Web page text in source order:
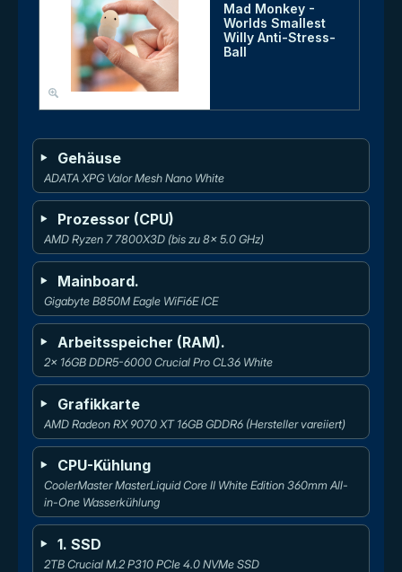
Mad Monkey -
Worlds Smallest
Willy Anti-Stress-
Ball
Gehäuse
ADATA XPG Valor Mesh Nano White
Prozessor (CPU)
AMD Ryzen 7 7800X3D (bis zu 8x 5.0 GHz)
Mainboard.
Gigabyte B850M Eagle WiFi6E ICE
Arbeitsspeicher (RAM).
2x 16GB DDR5-6000 Crucial Pro CL36 White
Grafikkarte
AMD Radeon RX 9070 XT 16GB GDDR6 (Hersteller vareiiert)
CPU-Kühlung
CoolerMaster MasterLiquid Core II White Edition 360mm All-
in-One Wasserkühlung
1. SSD
2TB Crucial M.2 P310 PCIe 4.0 NVMe SSD